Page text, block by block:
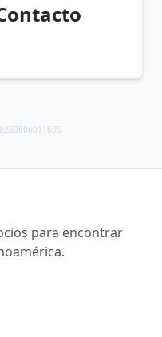
para encontrar